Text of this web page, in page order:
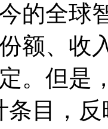
的全球
额、收
。但是
条目，